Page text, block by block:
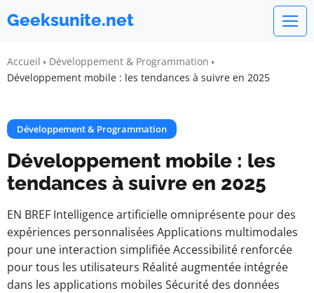
Geeksunite.net
Accueil
Développement & Programmation
Développement mobile : les tendances à suivre en 2025
Développement & Programmation
Développement mobile : les
tendances à suivre en 2025
EN BREF Intelligence artificielle omniprésente pour des
expériences personnalisées Applications multimodales
pour une interaction simplifiée Accessibilité renforcée
pour tous les utilisateurs Réalité augmentée intégrée
dans les applications mobiles Sécurité des données